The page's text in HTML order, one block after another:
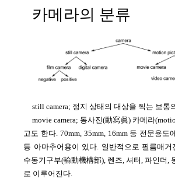
카메라의 분류
still camera; 정지 상태의 대상을 찍는 보통
movie camera; 동사진(動寫眞) 카메라
고도 한다. 70mm, 35mm, 16mm 등 전문용도
등 아마추어용이 있다. 일반적으로 필름매거
수동기구부(輸動機構部), 렌즈, 셔터, 파인더,
로 이루어진다.